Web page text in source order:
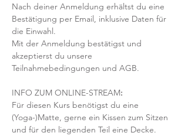
Nach deiner Anmeldung erhältst du eine
Bestätigung per Email, inklusive Daten für
die Einwahl.
Mit der Anmeldung bestätigst und
akzeptierst du unsere
Teilnahmebedingungen und AGB.
INFO ZUM ONLINE-STREAM:
Für diesen Kurs benötigst du eine
(Yoga-)Matte, gerne ein Kissen zum Sitzen
und für den liegenden Teil eine Decke.